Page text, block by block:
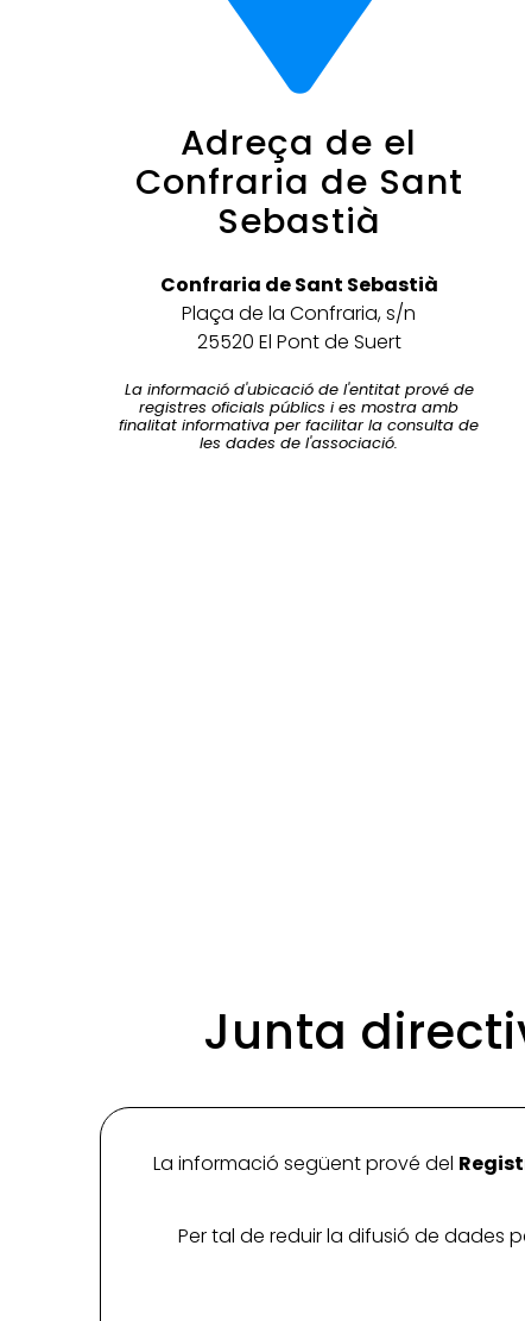
Adreça de el
Confraria de Sant
Sebastià
Confraria de Sant Sebastià
Plaça de la Confraria, s/n
25520 El Pont de Suert
La informació d'ubicació de l'entitat prové de
registres oficials públics i es mostra amb
finalitat informativa per facilitar la consulta de
les dades de l'associació.
Junta
La informació següent prové del
Per tal de reduir la difusió de dades